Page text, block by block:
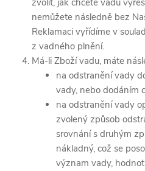
zvolit, jak chcete vadu
nemůžete následně bez
Reklamaci vyřídíme v
z vadného plnění.
Má-li Zboží vadu, máte
na odstranění vady
vady, nebo dodáním
na odstranění vady
zvolený způsob
srovnání s druhým
nákladný, což se
význam vady,